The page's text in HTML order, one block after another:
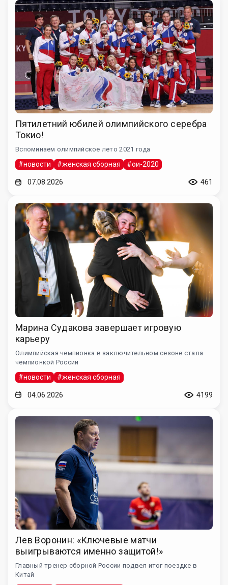
Пятилетний юбилей олимпийского серебра
Токио!
Вспоминаем олимпийское лето 2021 года
#новости #женская сборная #ои-2020
07.08.2026 461
Марина Судакова завершает игровую
карьеру
Олимпийская чемпионка в заключительном сезоне стала
чемпионкой России
#новости #женская сборная
04.06.2026 4199
Лев Воронин: «Ключевые матчи
выигрываются именно защитой!»
Главный тренер сборной России подвел итог поездке в
Китай